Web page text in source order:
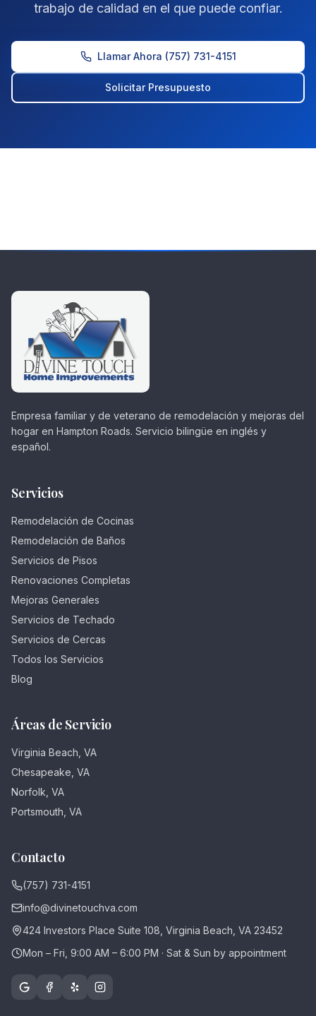
trabajo de calidad en el que puede confiar.
Llamar Ahora (757) 731-4151
Solicitar Presupuesto
Empresa familiar y de veterano de remodelación y mejoras del
hogar en Hampton Roads. Servicio bilingüe en inglés y
español.
Servicios
Remodelación de Cocinas
Remodelación de Baños
Servicios de Pisos
Renovaciones Completas
Mejoras Generales
Servicios de Techado
Servicios de Cercas
Todos los Servicios
Blog
Áreas de Servicio
Virginia Beach, VA
Chesapeake, VA
Norfolk, VA
Portsmouth, VA
Contacto
(757) 731-4151
info@divinetouchva.com
424 Investors Place Suite 108, Virginia Beach, VA 23452
Mon – Fri, 9:00 AM – 6:00 PM · Sat & Sun by appointment